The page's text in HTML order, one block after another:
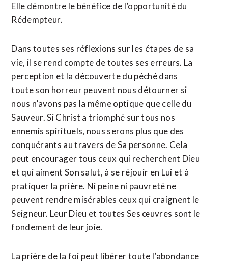
Elle démontre le bénéfice de l’opportunité du
Rédempteur.
Dans toutes ses réflexions sur les étapes de sa
vie, il se rend compte de toutes ses erreurs. La
perception et la découverte du péché dans
toute son horreur peuvent nous détourner si
nous n’avons pas la même optique que celle du
Sauveur. Si Christ a triomphé sur tous nos
ennemis spirituels, nous serons plus que des
conquérants au travers de Sa personne. Cela
peut encourager tous ceux qui recherchent Dieu
et qui aiment Son salut, à se réjouir en Lui et à
pratiquer la prière. Ni peine ni pauvreté ne
peuvent rendre misérables ceux qui craignent le
Seigneur. Leur Dieu et toutes Ses œuvres sont le
fondement de leur joie.
La prière de la foi peut libérer toute l’abondance